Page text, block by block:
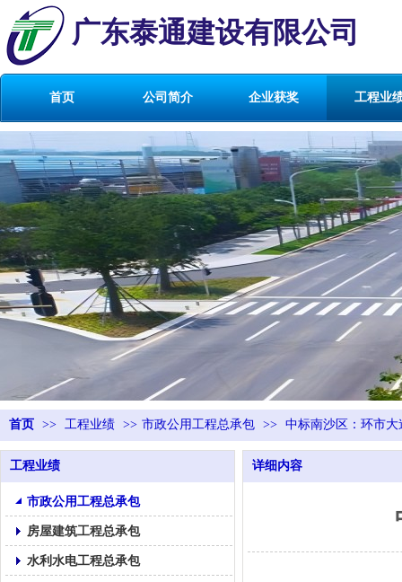
广东泰通建设有限公司
首页 公司简介 企业获奖 工程业
首页 >> 工程业绩 >> 市政公用工程总承包 >> 中标南沙区：环市
工程业绩
市政公用工程总承包
房屋建筑工程总承包
水利水电工程总承包
详细内容